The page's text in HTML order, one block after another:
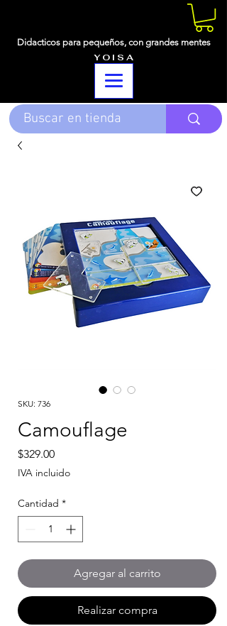
Didacticos para pequeños, con grandes mentes
Y O I S A
SKU: 736
Camouflage
$329.00Precio
IVA incluido
Cantidad *
Agregar al carrito
Realizar compra